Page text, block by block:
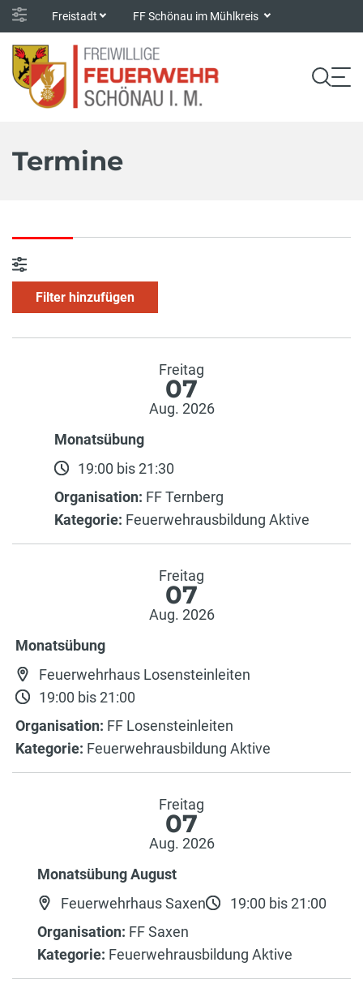
Freistadt FF Schönau im Mühlkreis
Termine
Filter hinzufügen
Freitag
07
Aug. 2026
Monatsübung
19:00 bis 21:30
Organisation: FF Ternberg
Kategorie: Feuerwehrausbildung Aktive
Freitag
07
Aug. 2026
Monatsübung
Feuerwehrhaus Losensteinleiten
19:00 bis 21:00
Organisation: FF Losensteinleiten
Kategorie: Feuerwehrausbildung Aktive
Freitag
07
Aug. 2026
Monatsübung August
Feuerwehrhaus Saxen
19:00 bis 21:00
Organisation: FF Saxen
Kategorie: Feuerwehrausbildung Aktive